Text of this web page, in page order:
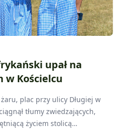
upał na
w Kościelcu
plac przy ulicy Długiej w
tłumy zwiedzających,
życiem stolicą